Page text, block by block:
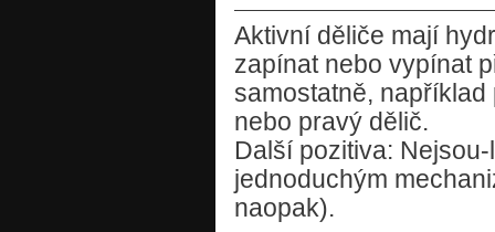
Aktivní děliče mají
zapínat nebo vypínat
samostatně,
nebo pravý dělič.
Další pozitiva:
jednoduchým
naopak).